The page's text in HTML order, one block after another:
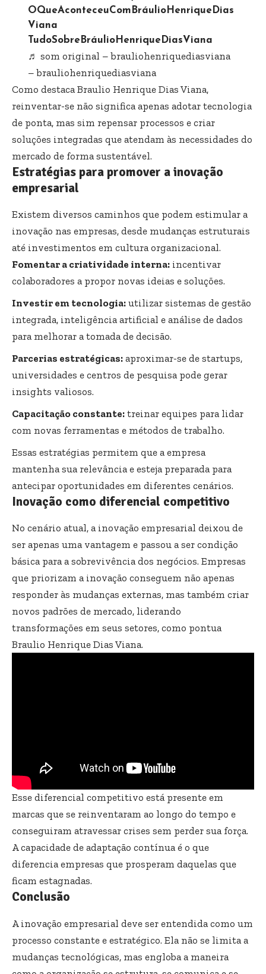
OQueAconteceuComBráulioHenriqueDias
Viana
TudoSobreBráulioHenriqueDiasViana
♬ som original – brauliohenriquediasviana
– brauliohenriquediasviana
Como destaca Braulio Henrique Dias Viana,
reinventar-se não significa apenas adotar tecnologia
de ponta, mas sim repensar processos e criar
soluções integradas que atendam às necessidades do
mercado de forma sustentável.
Estratégias para promover a inovação
empresarial
Existem diversos caminhos que podem estimular a
inovação nas empresas, desde mudanças estruturais
até investimentos em cultura organizacional.
Fomentar a criatividade interna: incentivar
colaboradores a propor novas ideias e soluções.
Investir em tecnologia: utilizar sistemas de gestão
integrada, inteligência artificial e análise de dados
para melhorar a tomada de decisão.
Parcerias estratégicas: aproximar-se de startups,
universidades e centros de pesquisa pode gerar
insights valiosos.
Capacitação constante: treinar equipes para lidar
com novas ferramentas e métodos de trabalho.
Essas estratégias permitem que a empresa
mantenha sua relevância e esteja preparada para
antecipar oportunidades em diferentes cenários.
Inovação como diferencial competitivo
No cenário atual, a inovação empresarial deixou de
ser apenas uma vantagem e passou a ser condição
básica para a sobrevivência dos negócios. Empresas
que priorizam a inovação conseguem não apenas
responder às mudanças externas, mas também criar
novos padrões de mercado, liderando
transformações em seus setores, como pontua
Braulio Henrique Dias Viana.
Esse diferencial competitivo está presente em
marcas que se reinventaram ao longo do tempo e
conseguiram atravessar crises sem perder sua força.
A capacidade de adaptação contínua é o que
diferencia empresas que prosperam daquelas que
ficam estagnadas.
Conclusão
A inovação empresarial deve ser entendida como um
processo constante e estratégico. Ela não se limita a
mudanças tecnológicas, mas engloba a maneira